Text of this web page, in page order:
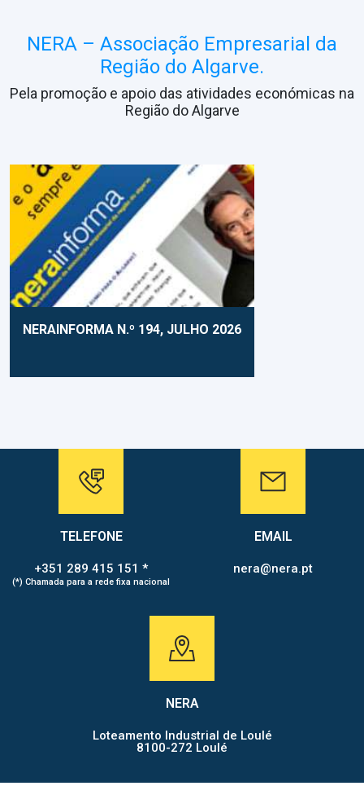
NERA – Associação Empresarial da
Região do Algarve.
Pela promoção e apoio das atividades económicas na
Região do Algarve
NERAINFORMA N.º 194, JULHO 2026
TELEFONE
+351 289 415 151 *
(*) Chamada para a rede fixa nacional
EMAIL
nera@nera.pt
NERA
Loteamento Industrial de Loulé
8100-272 Loulé